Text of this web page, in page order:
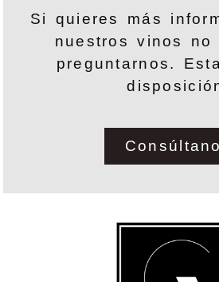
Si quieres más
nuestros vinos no
preguntarnos.